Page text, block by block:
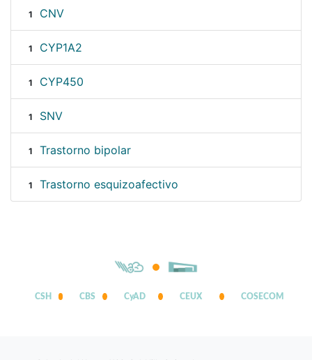
1 CNV
1 CYP1A2
1 CYP450
1 SNV
1 Trastorno bipolar
1 Trastorno esquizoafectivo
CSH CBS CyAD CEUX COSECOM